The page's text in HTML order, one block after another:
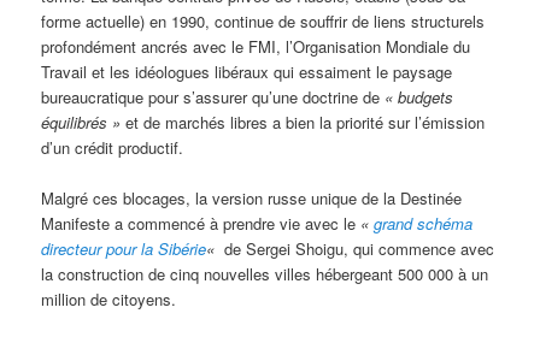
forme actuelle) en 1990, continue de souffrir de liens structurels
profondément ancrés avec le FMI, l’Organisation Mondiale du
Travail et les idéologues libéraux qui essaiment le paysage
bureaucratique pour s’assurer qu’une doctrine de « budgets
équilibrés » et de marchés libres a bien la priorité sur l’émission
d’un crédit productif.
Malgré ces blocages, la version russe unique de la Destinée
Manifeste a commencé à prendre vie avec le «grand schéma
directeur pour la Sibérie« de Sergei Shoigu, qui commence avec
la construction de cinq nouvelles villes hébergeant 500 000 à un
million de citoyens.